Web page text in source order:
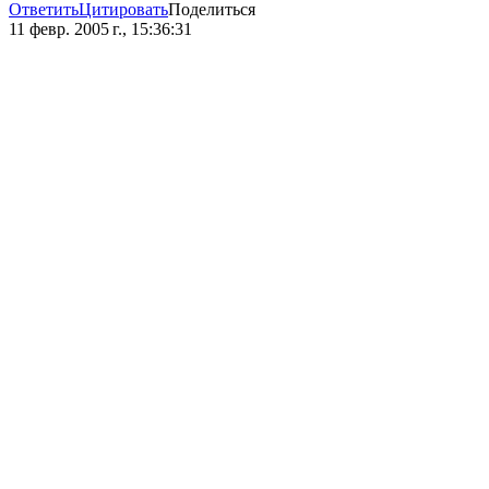
ОтветитьЦитироватьПоделиться
11 февр. 2005 г., 15:36:31